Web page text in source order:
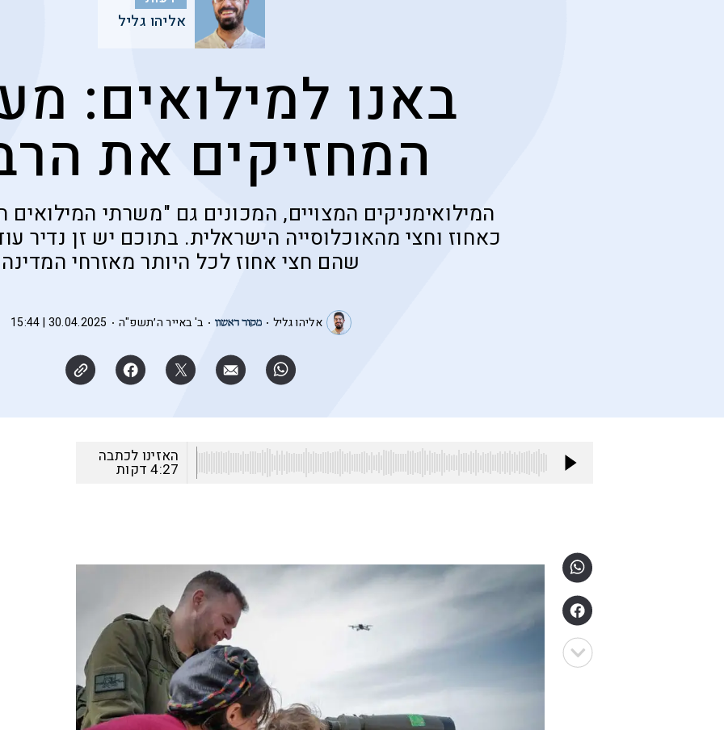
אליהו גליל
באנו למילואים:
המחזיקים את
המילואימניקים המצויים, המכונים גם "משרתי המילואים
כאחוז וחצי מהאוכלוסייה הישראלית. בתוכם יש זן נדיר
שהם חצי אחוז לכל היותר מאזרחי המדינה
אליהו גליל ב' באייר ה׳תשפ"ה 30.04.2025 | 15:44
האזינו לכתבה
4:27דקות